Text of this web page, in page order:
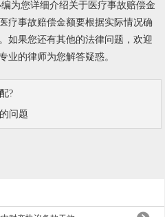
为您详细介绍关于医疗事故赔偿金
疗事故赔偿金额要根据实际情况确
如果您还有其他的法律问题，欢迎
业的律师为您解答疑惑。
?
问题